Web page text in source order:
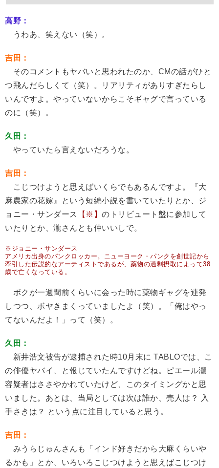
高野：
うわあ、笑えない（笑）。
吉田：
そのコメントもヤバいと思われたのか、CMの話がひと
つ飛んだらしくて（笑）。リアリティがありすぎたらし
いんですよ。やっていないからこそギャグで言っている
のに（笑）。
久田：
やっていたら言えないだろうな。
吉田：
こじつけようと思えばいくらでもあるんですよ。『大
麻農家の花嫁』という短編小説を書いていたりとか、ジ
ョニー・サンダース
【※】 のトリビュート盤に参加して
いたりとか、瀧さんとも仲いいしで。
※ジョニー・サンダース
アメリカ出身のパンクロッカー。ニューヨーク・パンクを創世記から
牽引した伝説的なアーティストであるが、薬物の過剰摂取によって38
歳で亡くなっている。
ボクが一週間前くらいに会った時に薬物ギャグを連発
しつつ、ボヤきまくっていましたよ（笑）。「俺はやっ
てないんだよ！」って（笑）。
久田：
新井浩文被告が逮捕された時10月末に TABLOでは、こ
の俳優ヤバイ、と報じていたんですけどね。ピエール瀧
容疑者はささやかれていたけど、このタイミングかと思
いました。あとは、当局としては次は誰か、売人は？ 入
手さきは？ という点に注目していると思う。
吉田：
みうらじゅんさんも「インド好きだから大麻くらいや
るかも」とか、いろいろこじつけようと思えばこじつけ